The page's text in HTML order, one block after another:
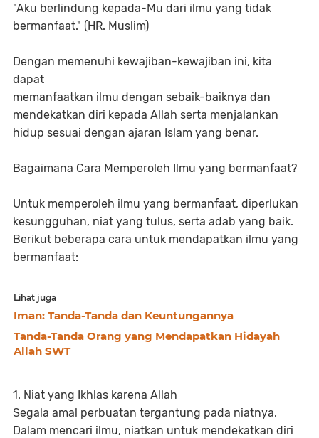
"Aku berlindung kepada-Mu dari ilmu yang tidak
bermanfaat." (HR. Muslim)
Dengan memenuhi kewajiban-kewajiban ini, kita
dapat
memanfaatkan ilmu dengan sebaik-baiknya dan
mendekatkan diri kepada Allah serta menjalankan
hidup sesuai dengan ajaran Islam yang benar.
Bagaimana Cara Memperoleh Ilmu yang bermanfaat?
Untuk memperoleh ilmu yang bermanfaat, diperlukan
kesungguhan, niat yang tulus, serta adab yang baik.
Berikut beberapa cara untuk mendapatkan ilmu yang
bermanfaat:
Lihat juga
Iman: Tanda-Tanda dan Keuntungannya
Tanda-Tanda Orang yang Mendapatkan Hidayah
Allah SWT
1. Niat yang Ikhlas karena Allah
Segala amal perbuatan tergantung pada niatnya.
Dalam mencari ilmu, niatkan untuk mendekatkan diri